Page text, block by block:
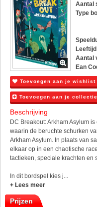
Aantal
Type
Aantal
Ean
Toevoegen aan je wishlist
Toevoegen aan je collectie
Beschrijving
DC Breakout: Arkham Asylum
waarin de beruchte schurken
Arkham Asylum. In plaats van
elkaar op in een chaotische
tactieken, speciale krachten en
In dit bordspel kies j...
+ Lees meer
Prijzen